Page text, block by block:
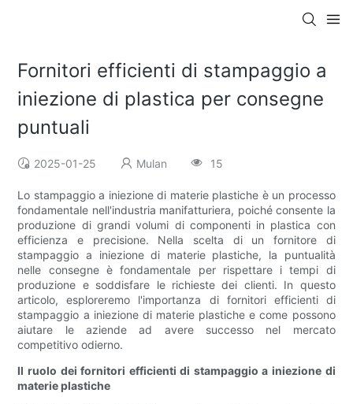
Fornitori efficienti di stampaggio a
iniezione di plastica per consegne
puntuali
2025-01-25 Mulan 15
Lo stampaggio a iniezione di materie plastiche è un processo
fondamentale nell'industria manifatturiera, poiché consente la
produzione di grandi volumi di componenti in plastica con
efficienza e precisione. Nella scelta di un fornitore di
stampaggio a iniezione di materie plastiche, la puntualità
nelle consegne è fondamentale per rispettare i tempi di
produzione e soddisfare le richieste dei clienti. In questo
articolo, esploreremo l'importanza di fornitori efficienti di
stampaggio a iniezione di materie plastiche e come possono
aiutare le aziende ad avere successo nel mercato
competitivo odierno.
Il ruolo dei fornitori efficienti di stampaggio a iniezione di
materie plastiche